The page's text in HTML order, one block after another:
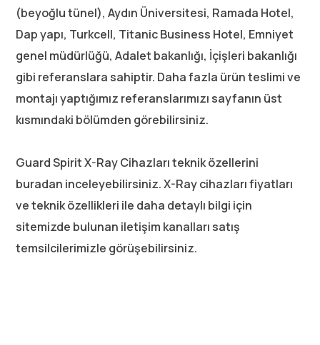
(beyoğlu tünel), Aydın Üniversitesi, Ramada Hotel,
Dap yapı, Turkcell, Titanic Business Hotel, Emniyet
genel müdürlüğü, Adalet bakanlığı, İçişleri bakanlığı
gibi referanslara sahiptir. Daha fazla ürün teslimi ve
montajı yaptığımız referanslarımızı sayfanın üst
kısmındaki bölümden görebilirsiniz.
Guard Spirit X-Ray Cihazları teknik özellerini
buradan inceleyebilirsiniz. X-Ray cihazları fiyatları
ve teknik özellikleri ile daha detaylı bilgi için
sitemizde bulunan iletişim kanalları satış
temsilcilerimizle görüşebilirsiniz.